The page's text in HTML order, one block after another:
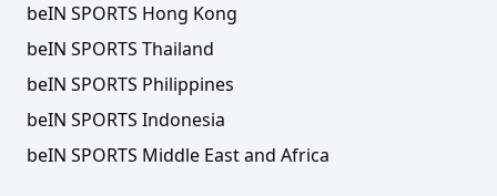
beIN SPORTS Hong Kong
beIN SPORTS Thailand
beIN SPORTS Philippines
beIN SPORTS Indonesia
beIN SPORTS Middle East and Africa